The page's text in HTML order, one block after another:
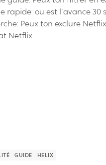
rapide: ou est l'avance 30
Peux ton exclure
Netflix.
GUIDE HELIX